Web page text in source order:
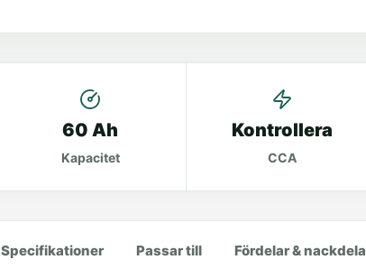
60 Ah
Kapacitet
Kontrollera
CCA
Specifikationer Passar till Fördelar &